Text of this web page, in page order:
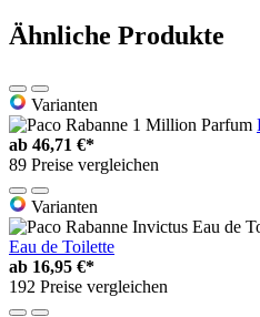
Ähnliche Produkte
Varianten
ab 46,71 €*
89 Preise vergleichen
Varianten
Eau de Toilette
ab 16,95 €*
192 Preise vergleichen